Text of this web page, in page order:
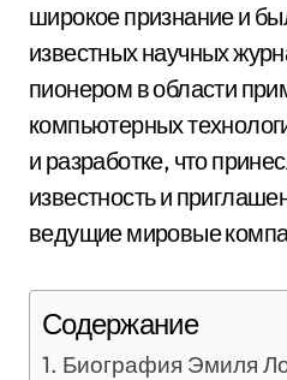
широкое признание и
известных научных
пионером в области
компьютерных
и разработке, что
известность и
ведущие мировые
Содержание
Биография Эмиля